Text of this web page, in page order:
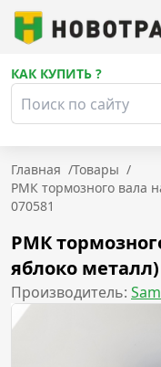
КАК КУПИТЬ ?
Главная /Товары /
РМК тормозного вала
070581
РМК
яблоко металл)
Производитель: